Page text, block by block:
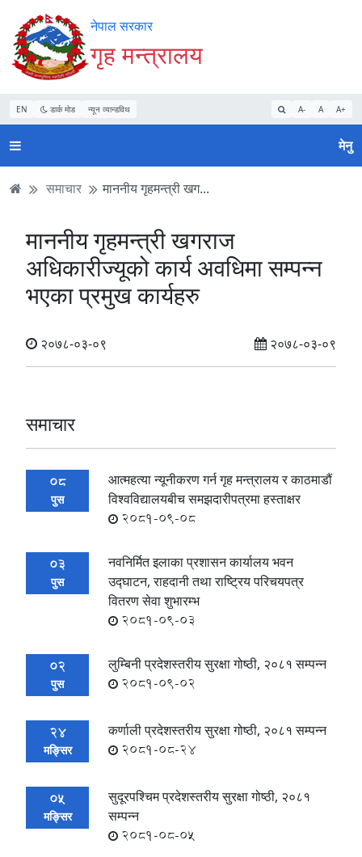
Accessibility
Mode
सुरु
गर्नुहोस्
सामाग्री
पढ्नुहाेस्
नेभिगेसन
पढ्नुहाेस्
वेबसाइट
खोजमा
जानुहोस्
नेपाल सरकार
गृह मन्त्रालय
EN डार्क मोड न्यून व्यान्डविथ A- A A+
मेनु
समाचार माननीय गृहमन्त्री खग...
माननीय गृहमन्त्री खगराज
अधिकारीज्यूको कार्य अवधिमा सम्पन्न
भएका प्रमुख कार्यहरु
२०७८-०३-०९ २०७८-०३-०९
समाचार
08
पुस
आत्महत्या न्यूनीकरण गर्न गृह मन्त्रालय र काठमाडौं
विश्वविद्यालयबीच समझदारीपत्रमा हस्ताक्षर
2081-09-08
03
पुस
नवनिर्मित इलाका प्रशासन कार्यालय भवन
उद्घाटन, राहदानी तथा राष्ट्रिय परिचयपत्र
वितरण सेवा शुभारम्भ
2081-09-03
02
पुस
लुम्बिनी प्रदेशस्तरीय सुरक्षा गोष्ठी, २०८१ सम्पन्न
2081-09-02
24
मङ्सिर
कर्णाली प्रदेशस्तरीय सुरक्षा गोष्ठी, २०८१ सम्पन्न
2081-08-24
05
मङ्सिर
सुदूरपश्चिम प्रदेशस्तरीय सुरक्षा गोष्ठी, २०८१
सम्पन्न
2081-08-05